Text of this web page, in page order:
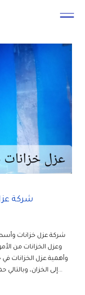
شركة عزل
وعزل الخزانات من
وأهمية عزل الخزانات
إلى الخزان، وبالتالي حماية المنازل او المنشآت التي تحتها الخزان، كما...